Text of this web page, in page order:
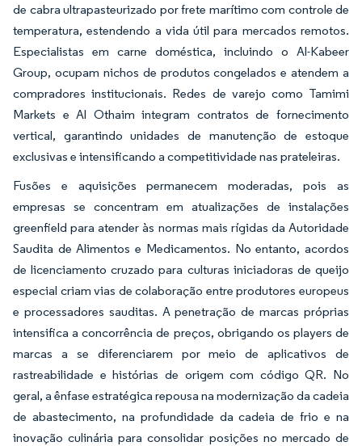
de cabra ultrapasteurizado por frete marítimo com controle de
temperatura, estendendo a vida útil para mercados remotos.
Especialistas em carne doméstica, incluindo o Al-Kabeer
Group, ocupam nichos de produtos congelados e atendem a
compradores institucionais. Redes de varejo como Tamimi
Markets e Al Othaim integram contratos de fornecimento
vertical, garantindo unidades de manutenção de estoque
exclusivas e intensificando a competitividade nas prateleiras.
Fusões e aquisições permanecem moderadas, pois as
empresas se concentram em atualizações de instalações
greenfield para atender às normas mais rígidas da Autoridade
Saudita de Alimentos e Medicamentos. No entanto, acordos
de licenciamento cruzado para culturas iniciadoras de queijo
especial criam vias de colaboração entre produtores europeus
e processadores sauditas. A penetração de marcas próprias
intensifica a concorrência de preços, obrigando os players de
marcas a se diferenciarem por meio de aplicativos de
rastreabilidade e histórias de origem com código QR. No
geral, a ênfase estratégica repousa na modernização da cadeia
de abastecimento, na profundidade da cadeia de frio e na
inovação culinária para consolidar posições no mercado de